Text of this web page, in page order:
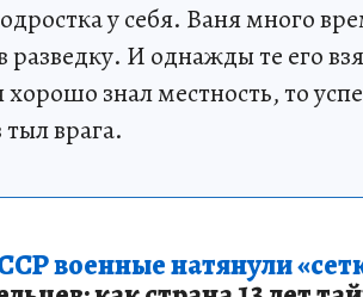
у себя. Ваня много
И однажды те его
хорошо знал местность, то
врага.
военные натянули